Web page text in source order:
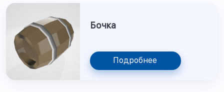
Бочка
Подробнее